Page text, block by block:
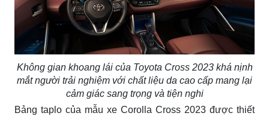
Không gian khoang lái của Toyota Cross 2023 khá nịnh
mắt người trải nghiệm với chất liệu da cao cấp mang lại
cảm giác sang trọng và tiện nghi
Bảng taplo của mẫu xe Corolla Cross 2023 được thiết